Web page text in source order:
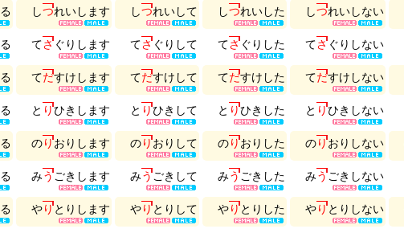
る しつれいし ます しつれいして しつれいした しつれいしない
る てさぐ り し ます てさぐ り して てさぐ り した てさぐ り しない
る てだすけ し ます てだすけ して てだすけ した てだすけ しない
る と りひき し ます と りひき して と りひき した と りひき しない
る のりお り し ます のりお り して のりお り した のりお り しない
る みうごき し ます みうごき して みうごき した みうごき しない
る やりと り し ます やりと り して やりと り した やりと り しない